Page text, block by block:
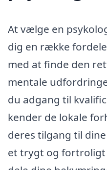
At vælge en
dig en række
med at finde den
mentale
du adgang til
kender de lokale
deres tilgang til
et trygt og fortroligt